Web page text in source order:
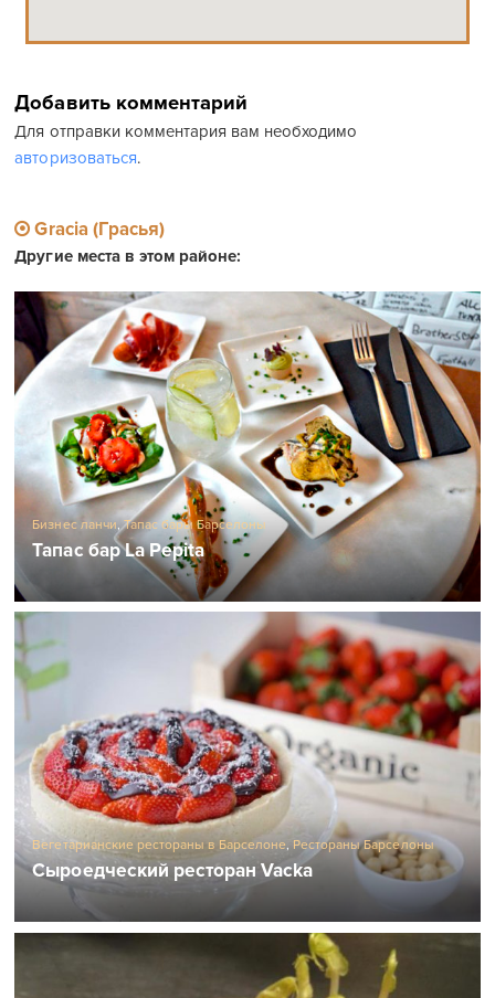
Добавить комментарий
Для отправки комментария вам необходимо
авторизоваться.
Gracia (Грасья)
Другие места в этом районе:
Бизнес ланчи,Тапас бары Барселоны
Тапас бар La Pepita
Вегетарианские рестораны в Барселоне, Рестораны Барселоны
Сыроедческий ресторан Vacka